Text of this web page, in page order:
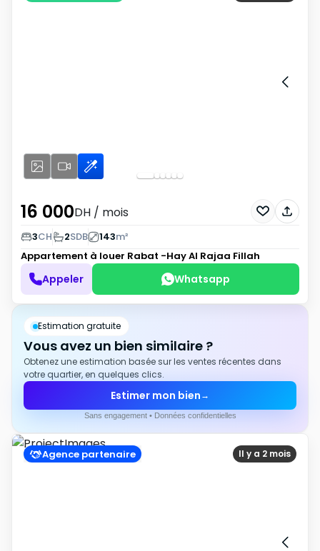
16 000DH / mois
3CH 2SDB 143m²
Appartement à louer Rabat -Hay Al Rajaa Fillah
Appeler Whatsapp
Estimation gratuite
Vous avez un bien similaire ?
Obtenez une estimation basée sur les ventes récentes dans
votre quartier, en quelques clics.
Estimer mon bien →
Sans engagement • Données confidentielles
Il y a 2 mois
Agence partenaire